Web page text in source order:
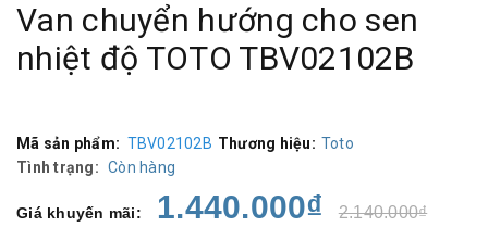
Van chuyển hướng cho sen
nhiệt độ TOTO TBV02102B
Mã sản phẩm: TBV02102B Thương hiệu: Toto
Tình trạng: Còn hàng
Giá khuyến mãi: 1.440.000₫ 2.140.000₫